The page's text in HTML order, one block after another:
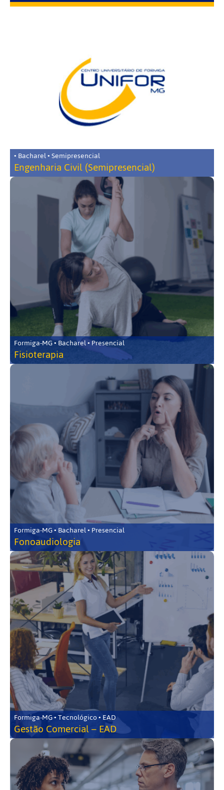
• Bacharel • Semipresencial
Engenharia Civil (Semipresencial)
Formiga-MG • Bacharel • Presencial
Fisioterapia
Formiga-MG • Bacharel • Presencial
Fonoaudiologia
Formiga-MG • Tecnológico • EAD
Gestão Comercial – EAD